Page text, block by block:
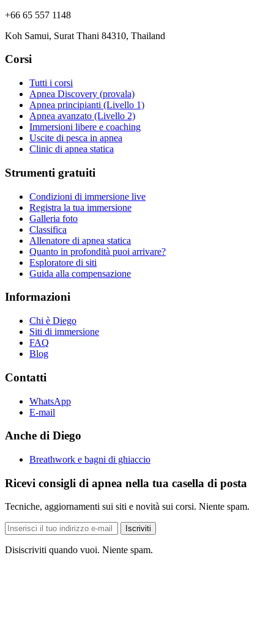
+66 65 557 1148
Koh Samui, Surat Thani 84310, Thailand
Corsi
Tutti i corsi
Apnea Discovery (provala)
Apnea principianti (Livello 1)
Apnea avanzato (Livello 2)
Immersioni libere e coaching
Uscite di pesca in apnea
Clinic di apnea statica
Strumenti gratuiti
Condizioni di immersione live
Registra la tua immersione
Galleria foto
Classifica
Allenatore di apnea statica
Quanto in profondità puoi arrivare?
Esploratore di siti
Guida alla compensazione
Informazioni
Chi è Diego
Siti di immersione
FAQ
Blog
Contatti
WhatsApp
E-mail
Anche di Diego
Breathwork e bagni di ghiaccio
Ricevi consigli di apnea nella tua casella di posta
Tecniche, aggiornamenti sui siti e novità sui corsi. Niente spam.
Indirizzo
e-
mail
Iscriviti
Disiscriviti quando vuoi. Niente spam.